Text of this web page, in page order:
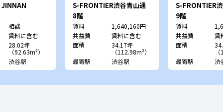
相談
賃料に含む
28.02坪
（92.63m²）
渋谷駅
S-FRONTIER渋谷青山通
り （旧：ｴｷｽﾊﾟｰﾄｵﾌｨｽ渋
谷）
8階
賃料
1,640,160円
共益費
賃料に含む
面積
34.17坪
（112.98m²）
最寄駅
渋谷駅
S-FRONTIER
り （旧：ｴｷｽﾊ
谷）
9階
賃料
共益費
賃
面積
最寄駅
渋